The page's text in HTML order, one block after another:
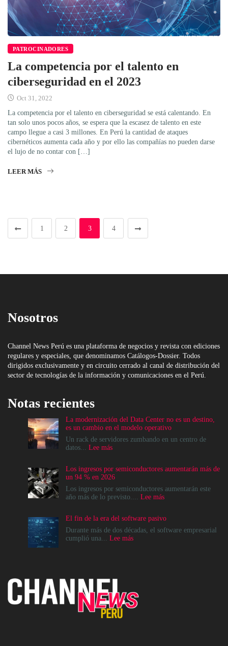
PATROCINADORES
La competencia por el talento en
ciberseguridad en el 2023
Oct 31, 2022
La competencia por el talento en ciberseguridad se está calentando. En
tan solo unos pocos años, se espera que la escasez de talento en este
campo llegue a casi 3 millones. En Perú la cantidad de ataques
cibernéticos aumenta cada año y por ello las compañías no pueden darse
el lujo de no contar con […]
LEER MÁS
1 2 3 4
Nosotros
Channel News Perú es una plataforma de negocios y revista con ediciones
regulares y especiales, que denominamos Catálogos-Dossier. Todos
dirigidos exclusivamente y en circuito cerrado al canal de distribución del
sector de tecnologías de la información y comunicaciones en el Perú.
Notas recientes
La modernización del Data Center no es un destino,
es un cambio en el modelo operativo
Un rack de servidores zumbando en un centro de
datos... Lee más:
del
Data
Center
no
destino,
es
un
operativo
Los ingresos por semiconductores aumentarán más de
un 94 % en 2026
Los ingresos por semiconductores aumentarán este
año más de lo previsto.... Lee más:
por
semiconductores
El fin de la era del software pasivo
Durante más de dos décadas, el software empresarial
cumplió una... Lee más:
software
pasivo